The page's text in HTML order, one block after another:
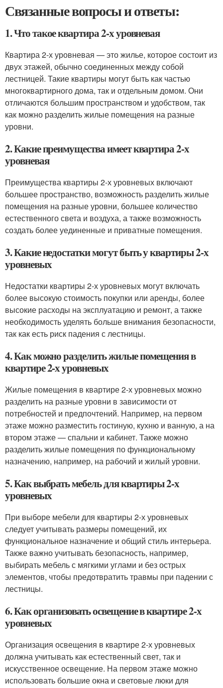
Связанные вопросы и ответы:
1. Что такое квартира 2-х уровневая
Квартира 2-х уровневая — это жилье, которое состоит из
двух этажей, обычно соединенных между собой
лестницей. Такие квартиры могут быть как частью
многоквартирного дома, так и отдельным домом. Они
отличаются большим пространством и удобством, так
как можно разделить жилые помещения на разные
уровни.
2. Какие преимущества имеет квартира 2-х
уровневая
Преимущества квартиры 2-х уровневых включают
большее пространство, возможность разделить жилые
помещения на разные уровни, большее количество
естественного света и воздуха, а также возможность
создать более уединенные и приватные помещения.
3. Какие недостатки могут быть у квартиры 2-х
уровневых
Недостатки квартиры 2-х уровневых могут включать
более высокую стоимость покупки или аренды, более
высокие расходы на эксплуатацию и ремонт, а также
необходимость уделять больше внимания безопасности,
так как есть риск падения с лестницы.
4. Как можно разделить жилые помещения в
квартире 2-х уровневых
Жилые помещения в квартире 2-х уровневых можно
разделить на разные уровни в зависимости от
потребностей и предпочтений. Например, на первом
этаже можно разместить гостиную, кухню и ванную, а на
втором этаже — спальни и кабинет. Также можно
разделить жилые помещения по функциональному
назначению, например, на рабочий и жилый уровни.
5. Как выбрать мебель для квартиры 2-х
уровневых
При выборе мебели для квартиры 2-х уровневых
следует учитывать размеры помещений, их
функциональное назначение и общий стиль интерьера.
Также важно учитывать безопасность, например,
выбирать мебель с мягкими углами и без острых
элементов, чтобы предотвратить травмы при падении с
лестницы.
6. Как организовать освещение в квартире 2-х
уровневых
Организация освещения в квартире 2-х уровневых
должна учитывать как естественный свет, так и
искусственное освещение. На первом этаже можно
использовать большие окна и световые люки для